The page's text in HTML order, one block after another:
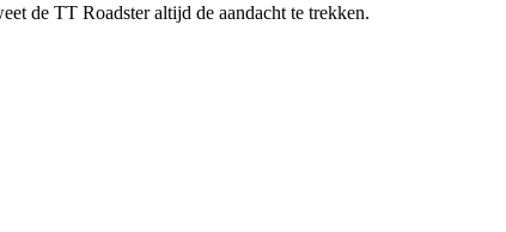
de TT Roadster altijd de aandacht te trekken.